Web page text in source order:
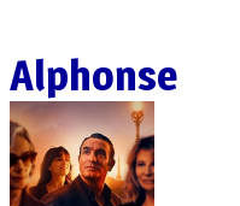
Alphonse